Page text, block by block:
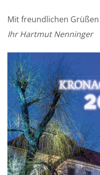
Mit freundlichen Grüßen
Ihr Hartmut Nenninger